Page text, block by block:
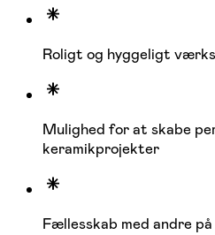
Roligt og hyggeligt
Mulighed for at skabe
keramikprojekter
Fællesskab med andre